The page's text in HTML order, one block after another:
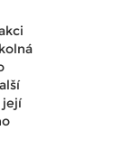
její